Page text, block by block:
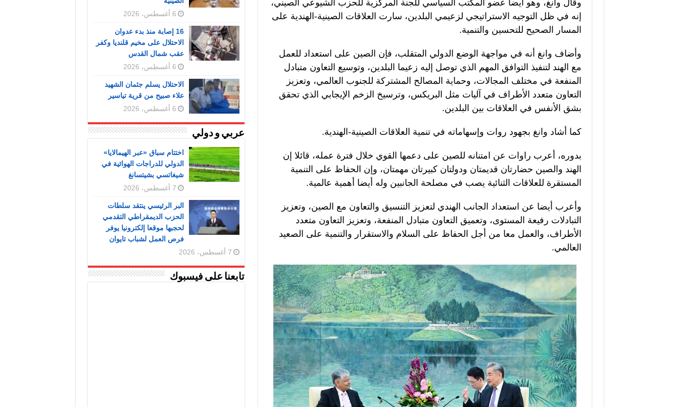
وقال وانغ، وهو أيضا عضو المكتب السياسي للجنة المركزية للحزب الشيوعي الصيني،
إنه في ظل التوجيه الاستراتيجي لزعيمي البلدين، سارت العلاقات الصينية-الهندية على
المسار الصحيح للتحسين والتنمية.
وأضاف وانغ أنه في مواجهة الوضع الدولي المتقلب، فإن الصين على استعداد للعمل
مع الهند لتنفيذ التوافق المهم الذي توصل إليه زعيما البلدين، وتوسيع التعاون متبادل
المنفعة في مختلف المجالات، وحماية المصالح المشتركة للجنوب العالمي، وتعزيز
التعاون متعدد الأطراف في آليات مثل البريكس، وترسيخ الزخم الإيجابي الذي تحقق
بشق الأنفس في العلاقات بين البلدين.
كما أشاد وانغ بجهود روات وإسهاماته في تنمية العلاقات الصينية-الهندية.
بدوره، أعرب راوات عن امتنانه للصين على دعمها القوي خلال فترة عمله، قائلا إن
الهند والصين حضارتان قديمتان ودولتان كبيرتان مهمتان، وإن الحفاظ على التنمية
المستقرة للعلاقات الثنائية يصب في مصلحة الجانبين وله أيضا أهمية عالمية.
وأعرب أيضا عن استعداد الجانب الهندي لتعزيز التنسيق والتعاون مع الصين، وتعزيز
التبادلات رفيعة المستوى، وتعميق التعاون متبادل المنفعة، وتعزيز التعاون متعدد
الأطراف، والعمل معا من أجل الحفاظ على السلام والاستقرار والتنمية على الصعيد
العالمي.
6 أغسطس، 2026
16 إصابة منذ بدء عدوان
الاحتلال على مخيم قلنديا وكفر
عقب شمال القدس
6 أغسطس، 2026
الاحتلال يسلم جثمان الشهيد
علاء صبيح من قرية تياسير
6 أغسطس، 2026
عربي و دولي
اختتام سباق «عبر الهيمالايا»
الدولي للدراجات الهوائية في
شيغاتسي بشيتسانغ
7 أغسطس، 2026
البر الرئيسي ينتقد سلطات
الحزب الديمقراطي التقدمي
لحجبها موقعا إلكترونيا يوفر
فرص العمل لشباب تايوان
7 أغسطس، 2026
تابعنا على فيسبوك